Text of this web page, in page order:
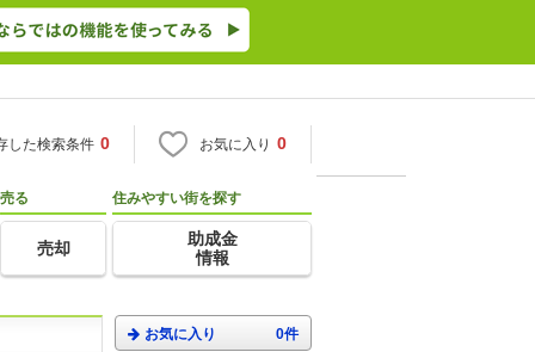
した検索条件 0 お気に入り 0
売る
売却
住みやすい街を探す
助成金
情報
お気に入り 0件